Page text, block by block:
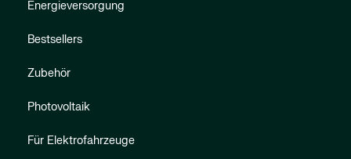
Energieversorgung
Bestsellers
Zubehör
Photovoltaik
Für Elektrofahrzeuge